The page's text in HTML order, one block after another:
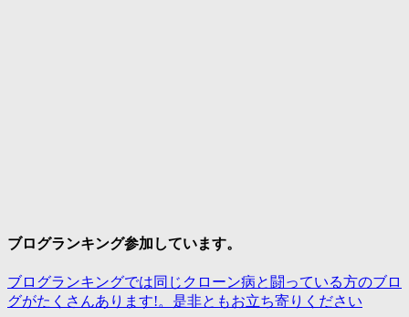
ブログランキング参加しています。
ブログランキングでは同じクローン病と闘っている方のブロ
グがたくさんあります!。是非ともお立ち寄りください